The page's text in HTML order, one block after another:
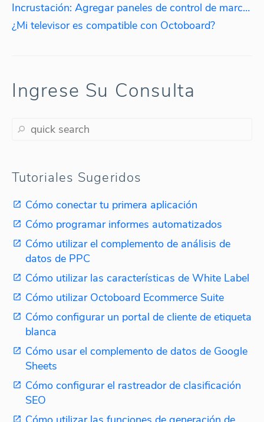
Incrustación: Agregar paneles de control de marca blanca a tu sitio web.
¿Mi televisor es compatible con Octoboard?
Ingrese Su Consulta
Tutoriales Sugeridos
Cómo conectar tu primera aplicación
Cómo programar informes automatizados
Cómo utilizar el complemento de análisis de
datos de PPC
Cómo utilizar las características de White Label
Cómo utilizar Octoboard Ecommerce Suite
Cómo configurar un portal de cliente de etiqueta
blanca
Cómo usar el complemento de datos de Google
Sheets
Cómo configurar el rastreador de clasificación
SEO